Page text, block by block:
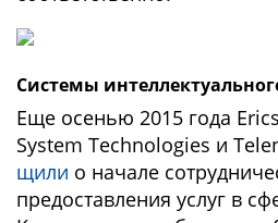
Системы
Еще осенью 2015 года
System Technologies и
щили о начале
предоставления услуг в